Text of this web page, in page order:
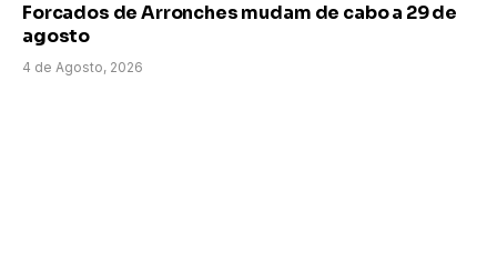
Forcados de Arronches mudam de cabo a 29 de
agosto
4 de Agosto, 2026